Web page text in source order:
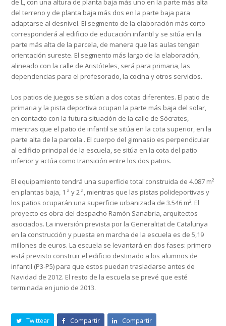
de L, con una altura de planta baja más uno en la parte más alta
del terreno y de planta baja más dos en la parte baja para
adaptarse al desnivel. El segmento de la elaboración más corto
corresponderá al edificio de educación infantil y se sitúa en la
parte más alta de la parcela, de manera que las aulas tengan
orientación sureste. El segmento más largo de la elaboración,
alineado con la calle de Aristóteles, será para primaria, las
dependencias para el profesorado, la cocina y otros servicios.
Los patios de juegos se sitúan a dos cotas diferentes. El patio de
primaria y la pista deportiva ocupan la parte más baja del solar,
en contacto con la futura situación de la calle de Sócrates,
mientras que el patio de infantil se sitúa en la cota superior, en la
parte alta de la parcela . El cuerpo del gimnasio es perpendicular
al edificio principal de la escuela, se sitúa en la cota del patio
inferior y actúa como transición entre los dos patios.
El equipamiento tendrá una superficie total construida de 4.087 m²
en plantas baja, 1 ª y 2 ª, mientras que las pistas polideportivas y
los patios ocuparán una superficie urbanizada de 3.546 m². El
proyecto es obra del despacho Ramón Sanabria, arquitectos
asociados. La inversión prevista por la Generalitat de Catalunya
en la construcción y puesta en marcha de la escuela es de 5,19
millones de euros. La escuela se levantará en dos fases: primero
está previsto construir el edificio destinado a los alumnos de
infantil (P3-P5) para que estos puedan trasladarse antes de
Navidad de 2012. El resto de la escuela se prevé que esté
terminada en junio de 2013.
Twittear Compartir
Compartir